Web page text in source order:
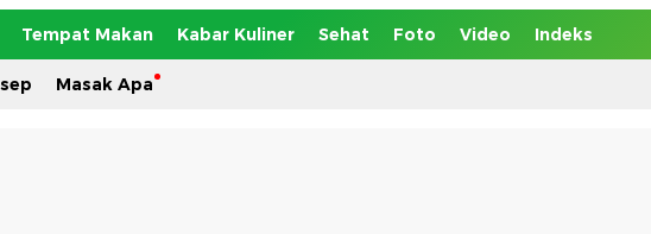
Tempat Makan Kabar Kuliner Sehat Foto Video Indeks
Masak Apa